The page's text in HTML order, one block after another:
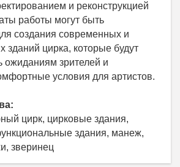
и реконструкцией
работы могут быть
создания современных и
зданий цирка, которые будут
ожиданиям зрителей и
условия для артистов.
цирк, цирковые здания,
здания, манеж,
зверинец